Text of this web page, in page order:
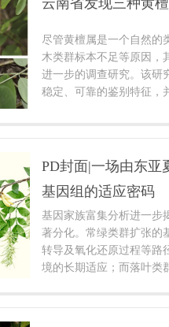
上游）存在显著差异，提
三是通过整合分析
数据，发现2个样本被错
检验网络数据库中数据准
云南省发现三种黄
尽管黄檀属是一个自然的
木类群标本不足等原因，
进一步的调查研究。该研
稳定、可靠的鉴别特征，
PD封面|一场由东亚
基因组的适应密码
基因家族富集分析进一步
著分化。常绿类群扩张的
转导及氧化还原过程等路
境的长期适应；而落叶类